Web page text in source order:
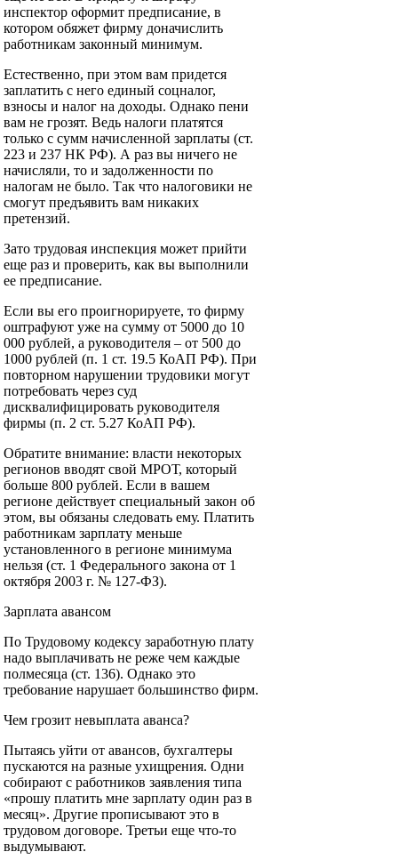
инспектор оформит предписание, в
котором обяжет фирму доначислить
работникам законный минимум.
Естественно, при этом вам придется
заплатить с него единый соцналог,
взносы и налог на доходы. Однако пени
вам не грозят. Ведь налоги платятся
только с сумм начисленной зарплаты (ст.
223 и 237 НК РФ). А раз вы ничего не
начисляли, то и задолженности по
налогам не было. Так что налоговики не
смогут предъявить вам никаких
претензий.
Зато трудовая инспекция может прийти
еще раз и проверить, как вы выполнили
ее предписание.
Если вы его проигнорируете, то фирму
оштрафуют уже на сумму от 5000 до 10
000 рублей, а руководителя – от 500 до
1000 рублей (п. 1 ст. 19.5 КоАП РФ). При
повторном нарушении трудовики могут
потребовать через суд
дисквалифицировать руководителя
фирмы (п. 2 ст. 5.27 КоАП РФ).
Обратите внимание: власти некоторых
регионов вводят свой МРОТ, который
больше 800 рублей. Если в вашем
регионе действует специальный закон об
этом, вы обязаны следовать ему. Платить
работникам зарплату меньше
установленного в регионе минимума
нельзя (ст. 1 Федерального закона от 1
октября 2003 г. № 127-ФЗ).
Зарплата авансом
По Трудовому кодексу заработную плату
надо выплачивать не реже чем каждые
полмесяца (ст. 136). Однако это
требование нарушает большинство фирм.
Чем грозит невыплата аванса?
Пытаясь уйти от авансов, бухгалтеры
пускаются на разные ухищрения. Одни
собирают с работников заявления типа
«прошу платить мне зарплату один раз в
месяц». Другие прописывают это в
трудовом договоре. Третьи еще что-то
выдумывают.